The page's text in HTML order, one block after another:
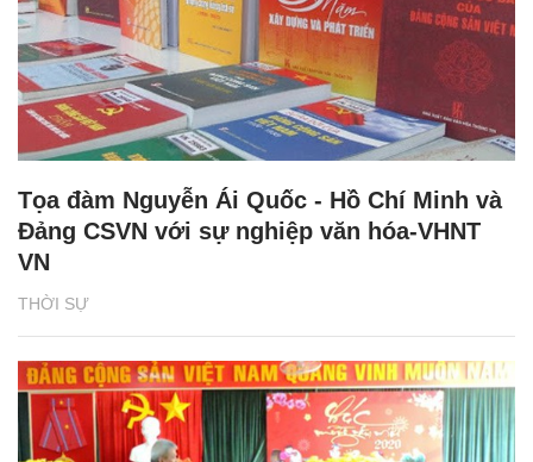
THỜI SỰ
Tọa đàm Nguyễn Ái Quốc - Hồ Chí Minh và
Đảng CSVN với sự nghiệp văn hóa-VHNT
VN